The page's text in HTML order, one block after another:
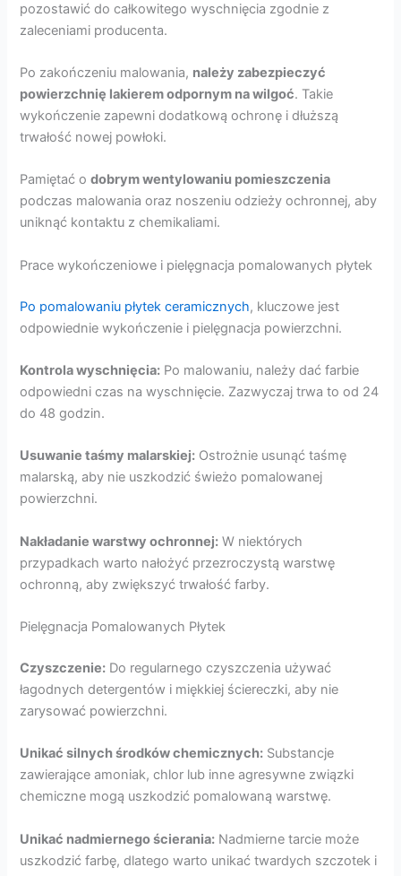
pozostawić do całkowitego wyschnięcia zgodnie z
zaleceniami producenta.
Po zakończeniu malowania, należy zabezpieczyć
powierzchnię lakierem odpornym na wilgoć. Takie
wykończenie zapewni dodatkową ochronę i dłuższą
trwałość nowej powłoki.
Pamiętać odobrym wentylowaniu pomieszczenia
podczas malowania oraz noszeniu odzieży ochronnej, aby
uniknąć kontaktu z chemikaliami.
Prace wykończeniowe i pielęgnacja pomalowanych płytek
Po pomalowaniu płytek ceramicznych, kluczowe jest
odpowiednie wykończenie i pielęgnacja powierzchni.
Kontrola wyschnięcia: Po malowaniu, należy dać farbie
odpowiedni czas na wyschnięcie. Zazwyczaj trwa to od 24
do 48 godzin.
Usuwanie taśmy malarskiej: Ostrożnie usunąć taśmę
malarską, aby nie uszkodzić świeżo pomalowanej
powierzchni.
Nakładanie warstwy ochronnej: W niektórych
przypadkach warto nałożyć przezroczystą warstwę
ochronną, aby zwiększyć trwałość farby.
Pielęgnacja Pomalowanych Płytek
Czyszczenie: Do regularnego czyszczenia używać
łagodnych detergentów i miękkiej ściereczki, aby nie
zarysować powierzchni.
Unikać silnych środków chemicznych: Substancje
zawierające amoniak, chlor lub inne agresywne związki
chemiczne mogą uszkodzić pomalowaną warstwę.
Unikać nadmiernego ścierania: Nadmierne tarcie może
uszkodzić farbę, dlatego warto unikać twardych szczotek i